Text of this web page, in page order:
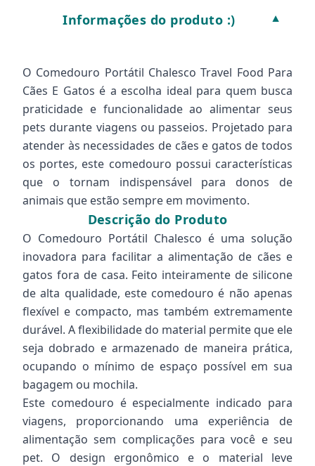
Informações do produto :) ▼
O Comedouro Portátil Chalesco Travel Food Para
Cães E Gatos é a escolha ideal para quem busca
praticidade e funcionalidade ao alimentar seus
pets durante viagens ou passeios. Projetado para
atender às necessidades de cães e gatos de todos
os portes, este comedouro possui características
que o tornam indispensável para donos de
animais que estão sempre em movimento.
Descrição do Produto
O Comedouro Portátil Chalesco é uma solução
inovadora para facilitar a alimentação de cães e
gatos fora de casa. Feito inteiramente de silicone
de alta qualidade, este comedouro é não apenas
flexível e compacto, mas também extremamente
durável. A flexibilidade do material permite que ele
seja dobrado e armazenado de maneira prática,
ocupando o mínimo de espaço possível em sua
bagagem ou mochila.
Este comedouro é especialmente indicado para
viagens, proporcionando uma experiência de
alimentação sem complicações para você e seu
pet. O design ergonômico e o material leve